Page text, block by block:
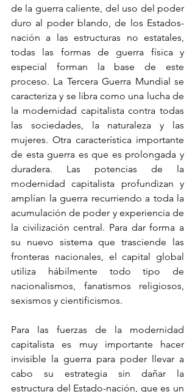
de la guerra caliente, del uso del poder
duro al poder blando, de los Estados-
nación a las estructuras no estatales,
todas las formas de guerra física y
especial forman la base de este
proceso. La Tercera Guerra Mundial se
caracteriza y se libra como una lucha de
la modernidad capitalista contra todas
las sociedades, la naturaleza y las
mujeres. Otra característica importante
de esta guerra es que es prolongada y
duradera. Las potencias de la
modernidad capitalista profundizan y
amplían la guerra recurriendo a toda la
acumulación de poder y experiencia de
la civilización central. Para dar forma a
su nuevo sistema que trasciende las
fronteras nacionales, el capital global
utiliza hábilmente todo tipo de
nacionalismos, fanatismos religiosos,
sexismos y cientificismos.
Para las fuerzas de la modernidad
capitalista es muy importante hacer
invisible la guerra para poder llevar a
cabo su estrategia sin dañar la
estructura del Estado-nación, que es un